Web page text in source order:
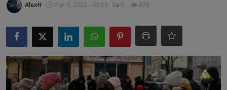
Aliexpress
Amintiri din Viitor
Ai Data Use Policy
Muzica
AlexH Apr 9, 2022 - 02:53 0 676